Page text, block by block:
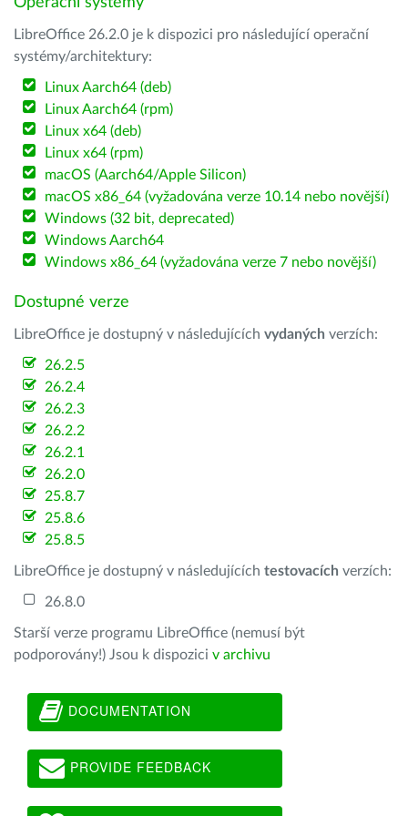
LibreOffice 26.2.0 je k dispozici pro následující operační
systémy/architektury:
Linux Aarch64 (deb)
Linux Aarch64 (rpm)
Linux x64 (deb)
Linux x64 (rpm)
macOS (Aarch64/Apple Silicon)
macOS x86_64 (vyžadována verze 10.14 nebo novější)
Windows (32 bit, deprecated)
Windows Aarch64
Windows x86_64 (vyžadována verze 7 nebo novější)
Dostupné verze
LibreOffice je dostupný v následujících vydaných verzích:
26.2.5
26.2.4
26.2.3
26.2.2
26.2.1
26.2.0
25.8.7
25.8.6
25.8.5
LibreOffice je dostupný v následujících testovacích verzích:
26.8.0
Starší verze programu LibreOffice (nemusí být
podporovány!) Jsou k dispozici v archivu
DOCUMENTATION
PROVIDE FEEDBACK